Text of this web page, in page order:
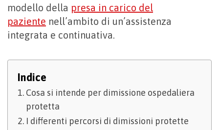
modello della presa in carico del
paziente nell’ambito di un’assistenza
integrata e continuativa.
Indice
Cosa si intende per dimissione ospedaliera
protetta
I differenti percorsi di dimissioni protette